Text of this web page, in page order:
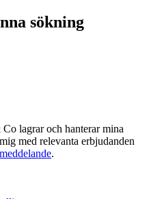
sökning
lagrar och hanterar mina
med relevanta erbjudanden
.